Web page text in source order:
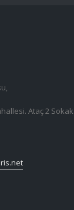
Ataç 2 Sokak.